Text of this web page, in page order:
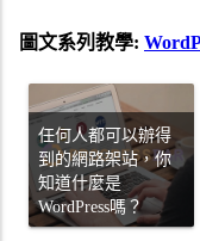
圖文系列教學:
任何人都可以辦得
到的網路架站，你
知道什麼是
WordPress嗎？